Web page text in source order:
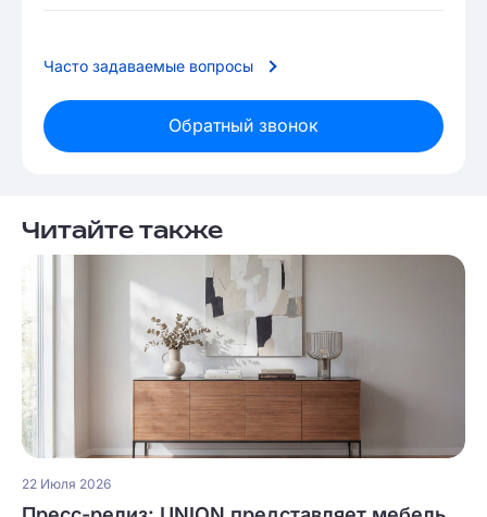
Часто задаваемые вопросы
Обратный звонок
Читайте также
22 Июля 2026